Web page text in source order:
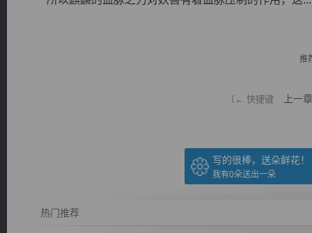
推
（← 快捷键 上一章
写的很棒，送朵鲜花！
我有0朵送出一朵
热门推荐